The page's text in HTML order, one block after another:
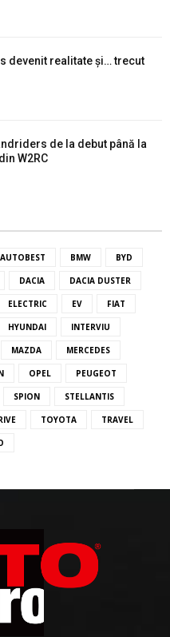
devenit realitate și… trecut
de la debut până la
W2RC
AUTOBEST BMW BYD
DACIA DACIA DUSTER
ELECTRIC EV FIAT
HYUNDAI INTERVIU
MAZDA MERCEDES
OPEL PEUGEOT
SPION STELLANTIS
TOYOTA TRAVEL